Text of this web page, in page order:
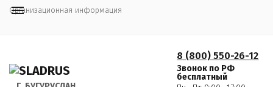
Организационная информация
8 (800) 550-26-12
Звонок по РФ
бесплатный